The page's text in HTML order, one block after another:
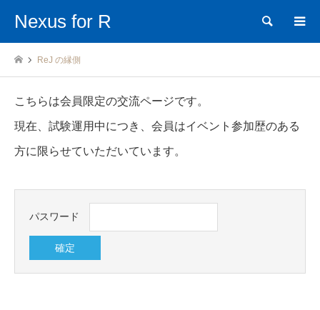
Nexus for R 検索
ReJ の縁側
こちらは会員限定の交流ページです。
現在、試験運用中につき、会員はイベント参加歴のある
方に限らせていただいています。
パスワード